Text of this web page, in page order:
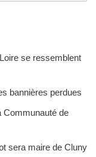
se ressemblent
bannières perdues
Communauté de
sera maire de Cluny